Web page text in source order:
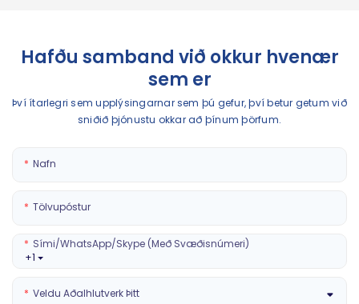
Hafðu samband við okkur hvenær
sem er
Því ítarlegri sem upplýsingarnar sem þú gefur, því betur getum við
sniðið þjónustu okkar að þínum þörfum.
Nafn
Tölvupóstur
+1
Sími/WhatsApp/Skype (með Svæðisnúmeri)
Veldu Aðalhlutverk Þitt